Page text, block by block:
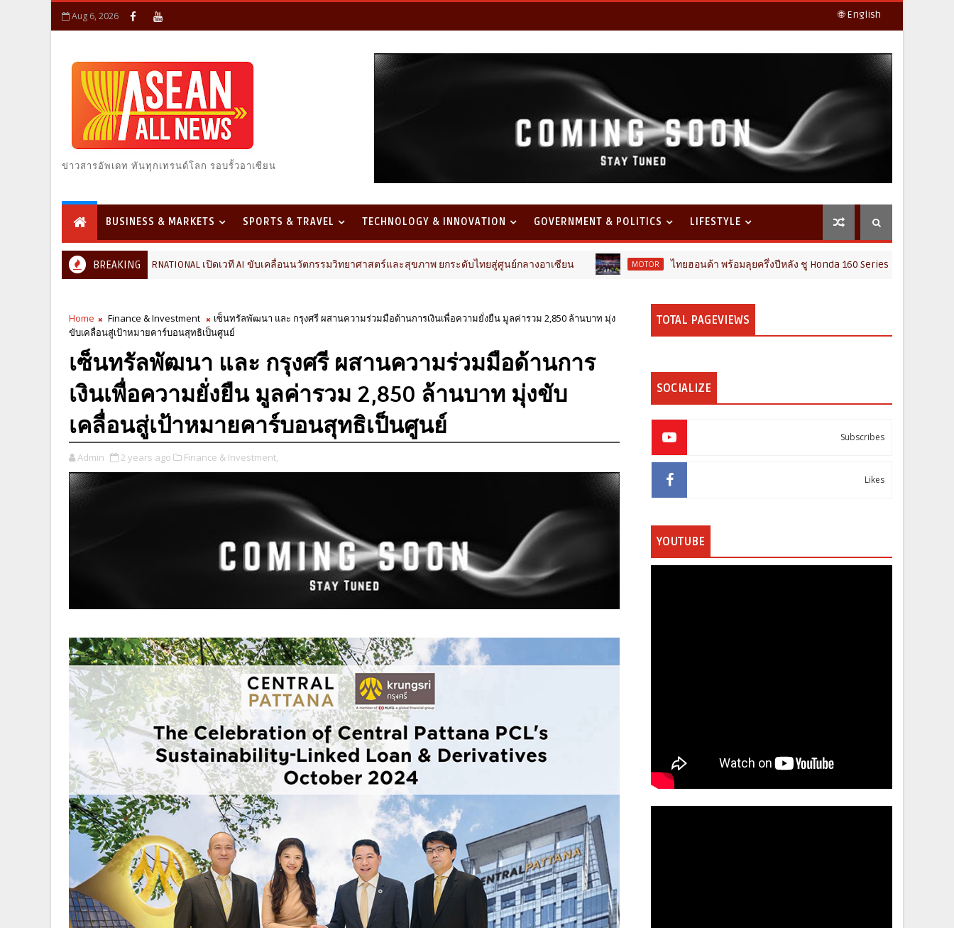
Aug 6, 2026 🌐 English
ข่าวสารอัพเดท ทันทุกเทรนด์โลก รอบรั้วอาเซียน
BUSINESS & MARKETS SPORTS & TRAVEL TECHNOLOGY & INNOVATION GOVERNMENT & POLITICS LIFESTYLE
BREAKING
และ FutureCHEM INTERNATIONAL เปิดเวที AI ขับเคลื่อนนวัตกรรมวิทยาศาสตร์และสุขภาพ ยกระดับไทยสู่ศูนย์กลางอาเซียน MOTOR ไทยฮอนด้า พร้อมลุยครึ่งปีหลัง ชู Honda 160 Series นำทัพ เปิดตัวรถจักรยานย
Home Finance & Investment
เซ็นทรัลพัฒนา และ กรุงศรี ผสานความร่วมมือด้านการเงินเพื่อความยั่งยืน มูลค่ารวม 2,850 ล้านบาท มุ่ง
ขับเคลื่อนสู่เป้าหมายคาร์บอนสุทธิเป็นศูนย์
เซ็นทรัลพัฒนา และ กรุงศรี ผสานความร่วมมือด้านการ
เงินเพื่อความยั่งยืน มูลค่ารวม 2,850 ล้านบาท มุ่งขับ
เคลื่อนสู่เป้าหมายคาร์บอนสุทธิเป็นศูนย์
Admin 2 years ago Finance & Investment,
TOTAL PAGEVIEWS
SOCIALIZE
Subscribes
Likes
YOUTUBE